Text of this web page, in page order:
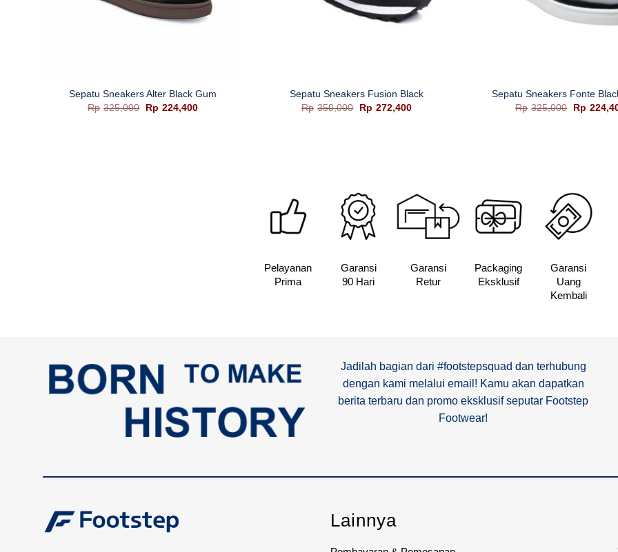
Sepatu Sneakers Alter Black Gum
Rp 325,000
Harga
aslinya
Rp 224,400Harga
Sepatu Sneakers Fusion Black
Rp 350,000
Harga
aslinya
Rp 272,400Harga
Sepatu Sneakers Fonte
Rp 325,000
Harga
aslinya
Rp
Pelayanan
Prima
Garansi
90 Hari
Garansi
Retur
Packaging
Eksklusif
Garansi
Uang
Kembali
Jadilah bagian dari #footstepsquad dan terhubung
dengan kami melalui email! Kamu akan dapatkan
berita terbaru dan promo eksklusif seputar Footstep
Footwear!
Lainnya